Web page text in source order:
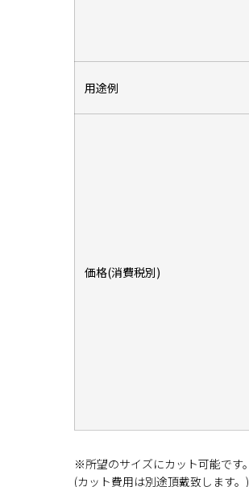
用途例
価格(消費税別)
※所望のサイズにカット可能です。
(カット費用は別途頂戴致します。)